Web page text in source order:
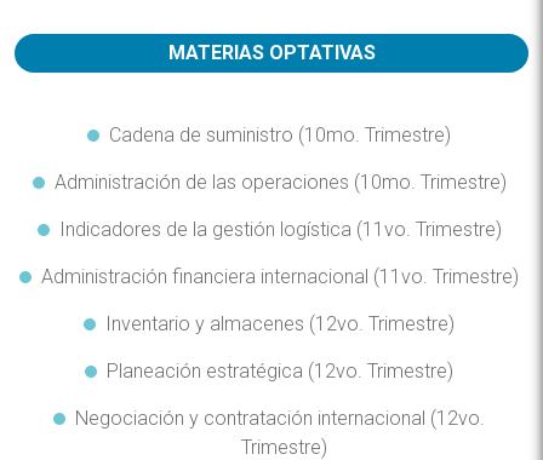
MATERIAS OPTATIVAS
Cadena de suministro (10mo. Trimestre)
Administración de las operaciones (10mo. Trimestre)
Indicadores de la gestión logística (11vo. Trimestre)
Administración financiera internacional (11vo. Trimestre)
Inventario y almacenes (12vo. Trimestre)
Planeación estratégica (12vo. Trimestre)
Negociación y contratación internacional (12vo.
Trimestre)